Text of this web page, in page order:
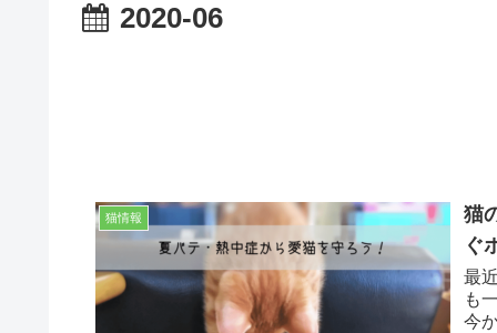
2020-06
猫情報
猫
ぐ
最
も
今